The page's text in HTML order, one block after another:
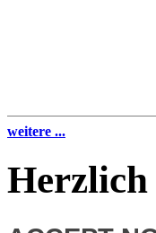
weitere ...